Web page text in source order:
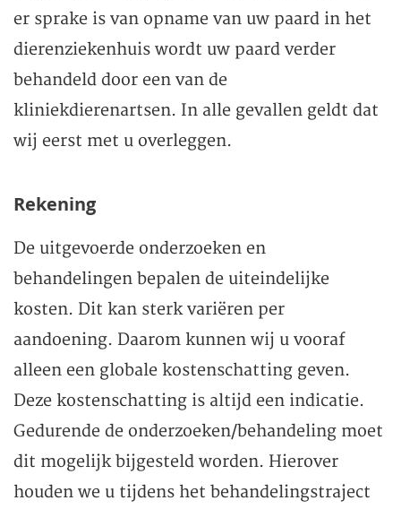
er sprake is van opname van uw paard in het
dierenziekenhuis wordt uw paard verder
behandeld door een van de
kliniekdierenartsen. In alle gevallen geldt dat
wij eerst met u overleggen.
Rekening
De uitgevoerde onderzoeken en
behandelingen bepalen de uiteindelijke
kosten. Dit kan sterk variëren per
aandoening. Daarom kunnen wij u vooraf
alleen een globale kostenschatting geven.
Deze kostenschatting is altijd een indicatie.
Gedurende de onderzoeken/behandeling moet
dit mogelijk bijgesteld worden. Hierover
houden we u tijdens het behandelingstraject